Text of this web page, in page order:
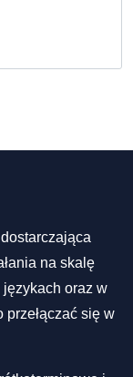
na skalę
oraz w
przełączać się w